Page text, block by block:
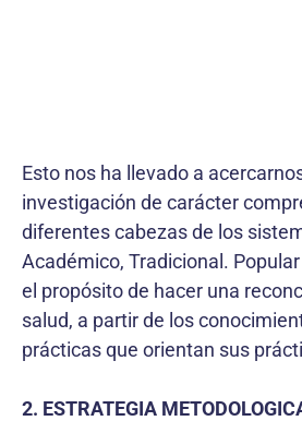
Esto nos ha llevado a
investigación de carácter
diferentes cabezas de los
Académico, Tradicional.
el propósito de hacer una
salud, a partir de los
prácticas que orientan sus
2. ESTRATEGIA